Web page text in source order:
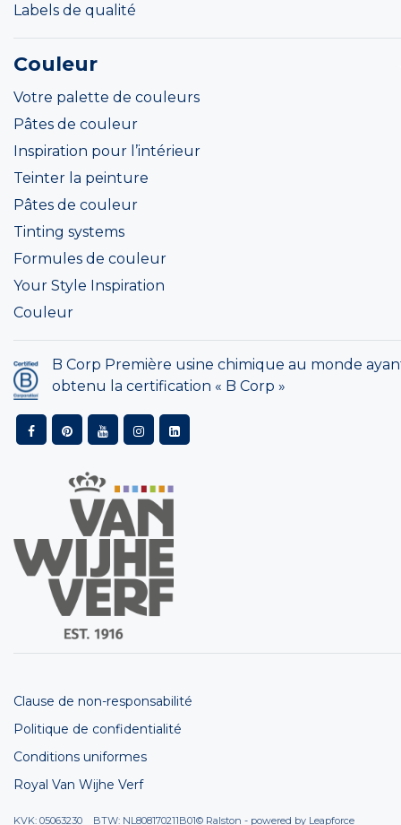
Labels de qualité
Couleur
Votre palette de couleurs
Pâtes de couleur
Inspiration pour l’intérieur
Teinter la peinture
Pâtes de couleur
Tinting systems
Formules de couleur
Your Style Inspiration
Couleur
B Corp Première usine chimique au monde
obtenu la certification « B Corp »
Clause de non-responsabilité
Politique de confidentialité
Conditions uniformes
Royal Van Wijhe Verf
KVK: 05063230 BTW: NL808170211B01© Ralston - powered by Leapforce